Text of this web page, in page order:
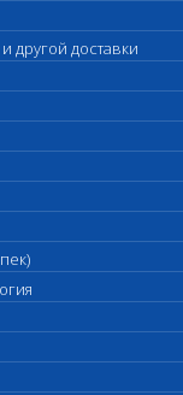
другой доставки